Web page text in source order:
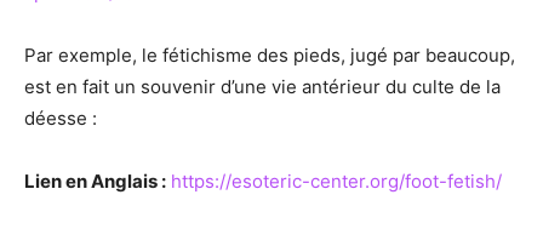
Par exemple, le fétichisme des pieds, jugé par beaucoup,
est en fait un souvenir d’une vie antérieur du culte de la
déesse :
Lien en Anglais : https://esoteric-center.org/foot-fetish/